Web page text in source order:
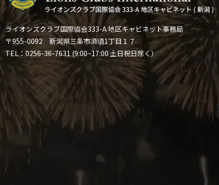
ライオンズクラブ国際協会333-A 地区キャビネット事務局
〒955-0092 新潟県三条市須頃1丁目１７
TEL：0256-36-7631 (9:00~17:00 土日祝日除く）